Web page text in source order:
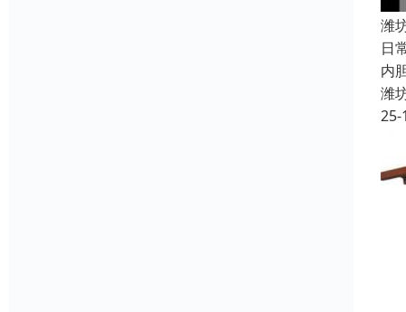
潍
日
内
潍
25-